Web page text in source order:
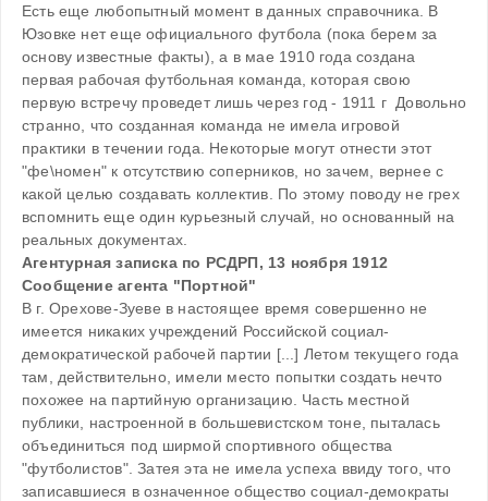
Есть еще любопытный момент в данных справочника. В
Юзовке нет еще официального футбола (пока берем за
основу известные факты), а в мае 1910 года создана
первая рабочая футбольная команда, которая свою
первую встречу проведет лишь через год - 1911 г  Довольно
странно, что созданная команда не имела игровой
практики в течении года. Некоторые могут отнести этот
"фе\номен" к отсутствию соперников, но зачем, вернее с
какой целью создавать коллектив. По этому поводу не грех
вспомнить еще один курьезный случай, но основанный на
Агентурная записка по РСДРП, 13 ноября 1912
Сообщение агента "Портной"
В г. Орехове-Зуеве в настоящее время совершенно не
имеется никаких учреждений Российской социал-
демократической рабочей партии [...] Летом текущего года
там, действительно, имели место попытки создать нечто
похожее на партийную организацию. Часть местной
публики, настроенной в большевистском тоне, пыталась
объединиться под ширмой спортивного общества
"футболистов". Затея эта не имела успеха ввиду того, что
записавшиеся в означенное общество социал-демократы